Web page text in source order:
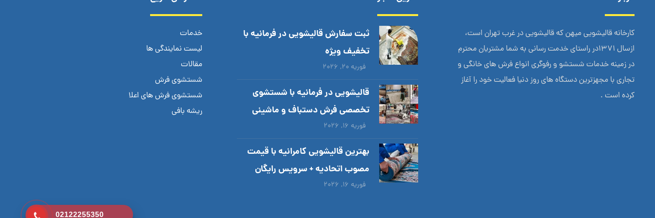
کارخانه قالیشویی میهن که قالیشویی در غرب تهران است،
ازسال 1371در راستای خدمت رسانی به شما مشتریان محترم
در زمینه خدمات شستشو و رفوگری انواع فرش های خانگی و
تجاری با مجهزترین دستگاه های روز دنیا فعالیت خود را آغاز
کرده است .
ثبت سفارش قالیشویی در فرمانیه با
تخفیف ویژه
فوریه ۲۰, ۲۰۲۶
قالیشویی در فرمانیه با شستشوی
تخصصی فرش دستباف و ماشینی
فوریه ۱۶, ۲۰۲۶
بهترین قالیشویی کامرانیه با قیمت
مصوب اتحادیه + سرویس رایگان
فوریه ۱۶, ۲۰۲۶
خدمات
لیست نمایندگی ها
مقالات
شستشوی فرش
شستشوی فرش های اعلا
ریشه بافی
02122255350